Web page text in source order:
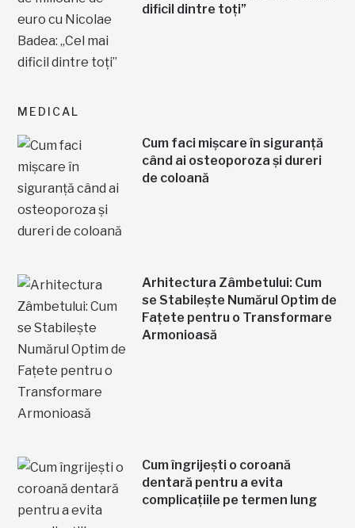
dificil dintre toți”
MEDICAL
Cum faci mișcare în siguranță
când ai osteoporoza și dureri
de coloană
Arhitectura Zâmbetului: Cum
se Stabilește Numărul Optim de
Fațete pentru o Transformare
Armonioasă
Cum îngrijești o coroană
dentară pentru a evita
complicațiile pe termen lung